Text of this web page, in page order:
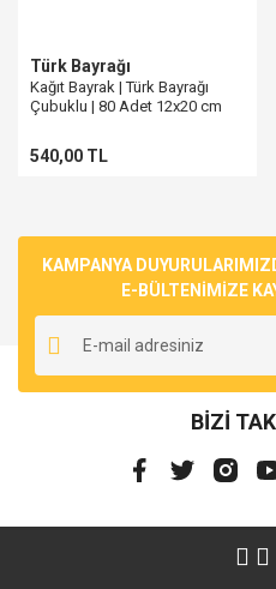
Türk Bayrağı
Kağıt Bayrak | Türk Bayrağı
Çubuklu | 80 Adet 12x20 cm
540,00 TL
KAMPANYA
E-BÜLTENİMİZE
BİZİ